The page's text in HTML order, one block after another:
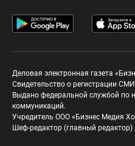
Деловая электронная газета
Свидетельство о регистрации
Выдано федеральной службой по
коммуникаций.
Учредитель ООО «Бизнес Медия
Шеф-редактор (главный